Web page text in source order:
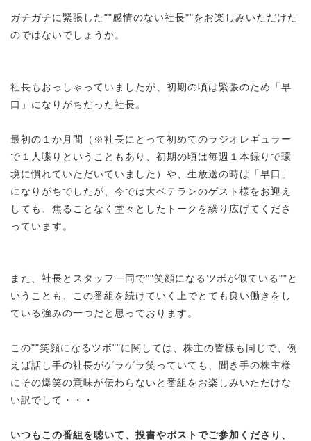
ガチガチに緊張した""感情のない社長""をお楽しみいただけた
のではないでしょうか。
社長もおっしゃっていましたが、初期の頃は緊張のため「早
口」になりがちだった社長。
最初の１か月間（※社長にとって初めてのラジオレギュラー
で１人喋りということもあり、初期の頃は毎週１本録りで環
境に慣れていただいていました）や、生放送の時は「早口」
になりがちでしたが、今では大ベテランのゲスト様をお迎え
しても、焦ることなく堂々としたトークを繰り広げてくださ
っています。
また、社長とスタッフ一同で""笑顔になるツボが似ている""と
いうことも、この番組を続けていく上でとても良い働きをし
ている強みの一つだと思っております。
この""笑顔になるツボ""に関しては、株主の皆様も同じで、例
えば話し手の社長がゲラゲラ笑っていても、聞き手の株主様
にその爆笑の意味が伝わらないと番組をお楽しみいただけな
い訳でして・・・
いつもこの番組を聴いて、投書やポストでご参加くださり、